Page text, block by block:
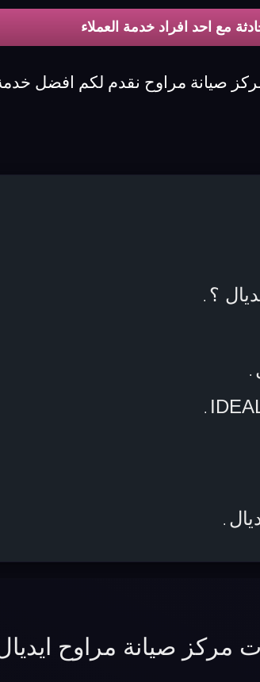
مع احد افراد خدمة العملاء
صيانة مراوح نقدم لكم افضل خدمة
؟ .
.
.
.
مركز صيانة مراوح